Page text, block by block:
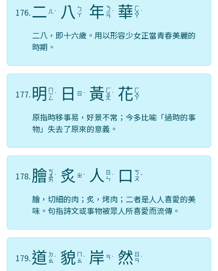
176.二 ㄦ ˋ 八
ㄅ
ㄚ
年 ㄋ
ㄧ
ㄢ
ˊ 華 ㄏ
ㄨ
ㄚ
ˊ
二八，即十六歲。用以形容少女正當青春美麗的
時期。
177. 明 ㄇ
ㄧ
ㄥ
ˊ 日 ㄖ ˋ 黃 ㄏ
ㄨ
ㄤ
ˊ 花 ㄏ
ㄨ
ㄚ
原指時移事易，好景不常；今多比喻「過時的事
物」失去了原來的意義。
178. 膾 ㄎ
ㄨ
ㄞ
ˋ 炙 ㄓ ˋ 人 ㄖ
ㄣ ˊ 口 ㄎ
ㄡ ˇ
膾，切細的肉；炙，烤肉；二者是人人喜愛的美
味。句指詩文或事物被眾人所喜愛而流傳。
179.道 ㄉ
ㄠ ˋ 貌 ㄇ
ㄠ ˋ 岸 ㄢ ˋ 然 ㄖ
ㄢ ˊ